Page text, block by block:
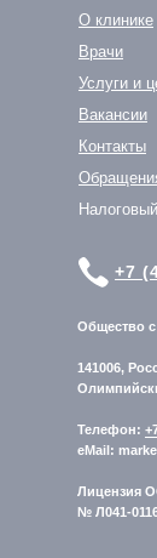
О клинике
Врачи
Услуги и
Вакансии
Контакты
+7
Общество с
141006,
Телефон:
eMail:
Лицензия
№ Л041-